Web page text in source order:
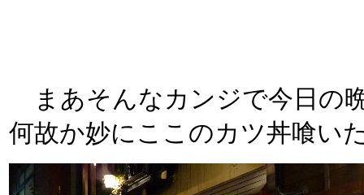
まあそんなカンジで今日の
何故か妙にここのカツ丼喰い